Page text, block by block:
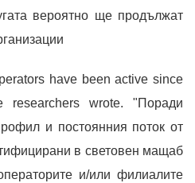
вероятно ще продължат
have been active since
wrote. "Поради
и постоянния поток от
в световен мащаб
и/или филиалите